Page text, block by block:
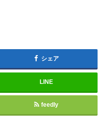
シェア
LINE
feedly